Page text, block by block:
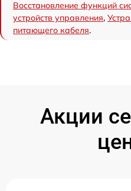
Восстановление функций
устройств управления,
питающего кабеля.
Акции